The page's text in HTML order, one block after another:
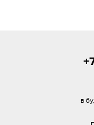
в